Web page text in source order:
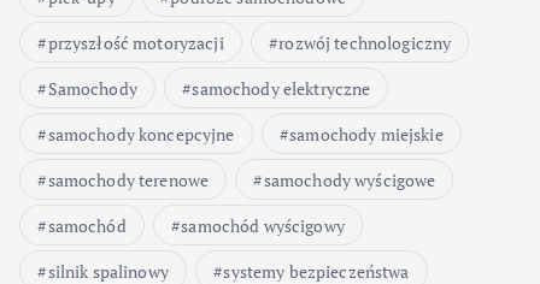
przyszłość motoryzacji
rozwój technologiczny
Samochody
samochody elektryczne
samochody koncepcyjne
samochody miejskie
samochody terenowe
samochody wyścigowe
samochód
samochód wyścigowy
silnik spalinowy
systemy bezpieczeństwa